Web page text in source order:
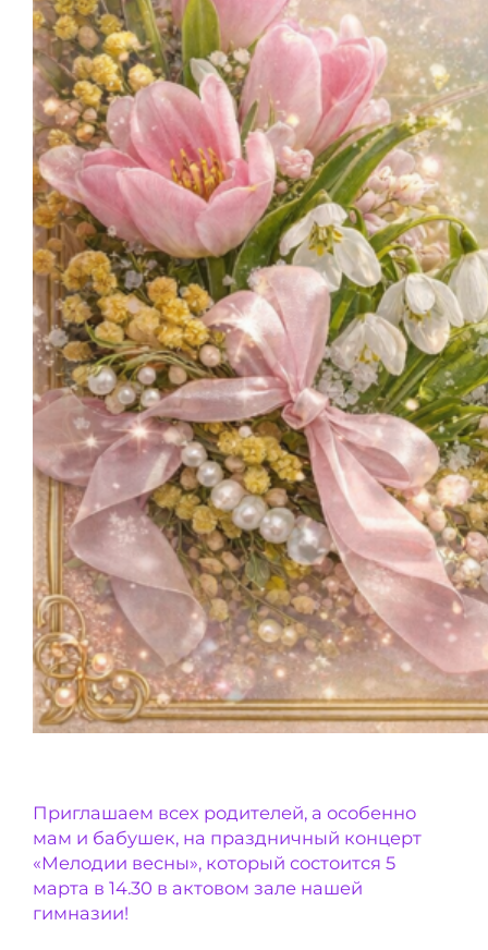
Приглашаем всех родителей, а особенно
мам и бабушек, на праздничный концерт
«Мелодии весны», который состоится 5
марта в 14.30 в актовом зале нашей
гимназии!